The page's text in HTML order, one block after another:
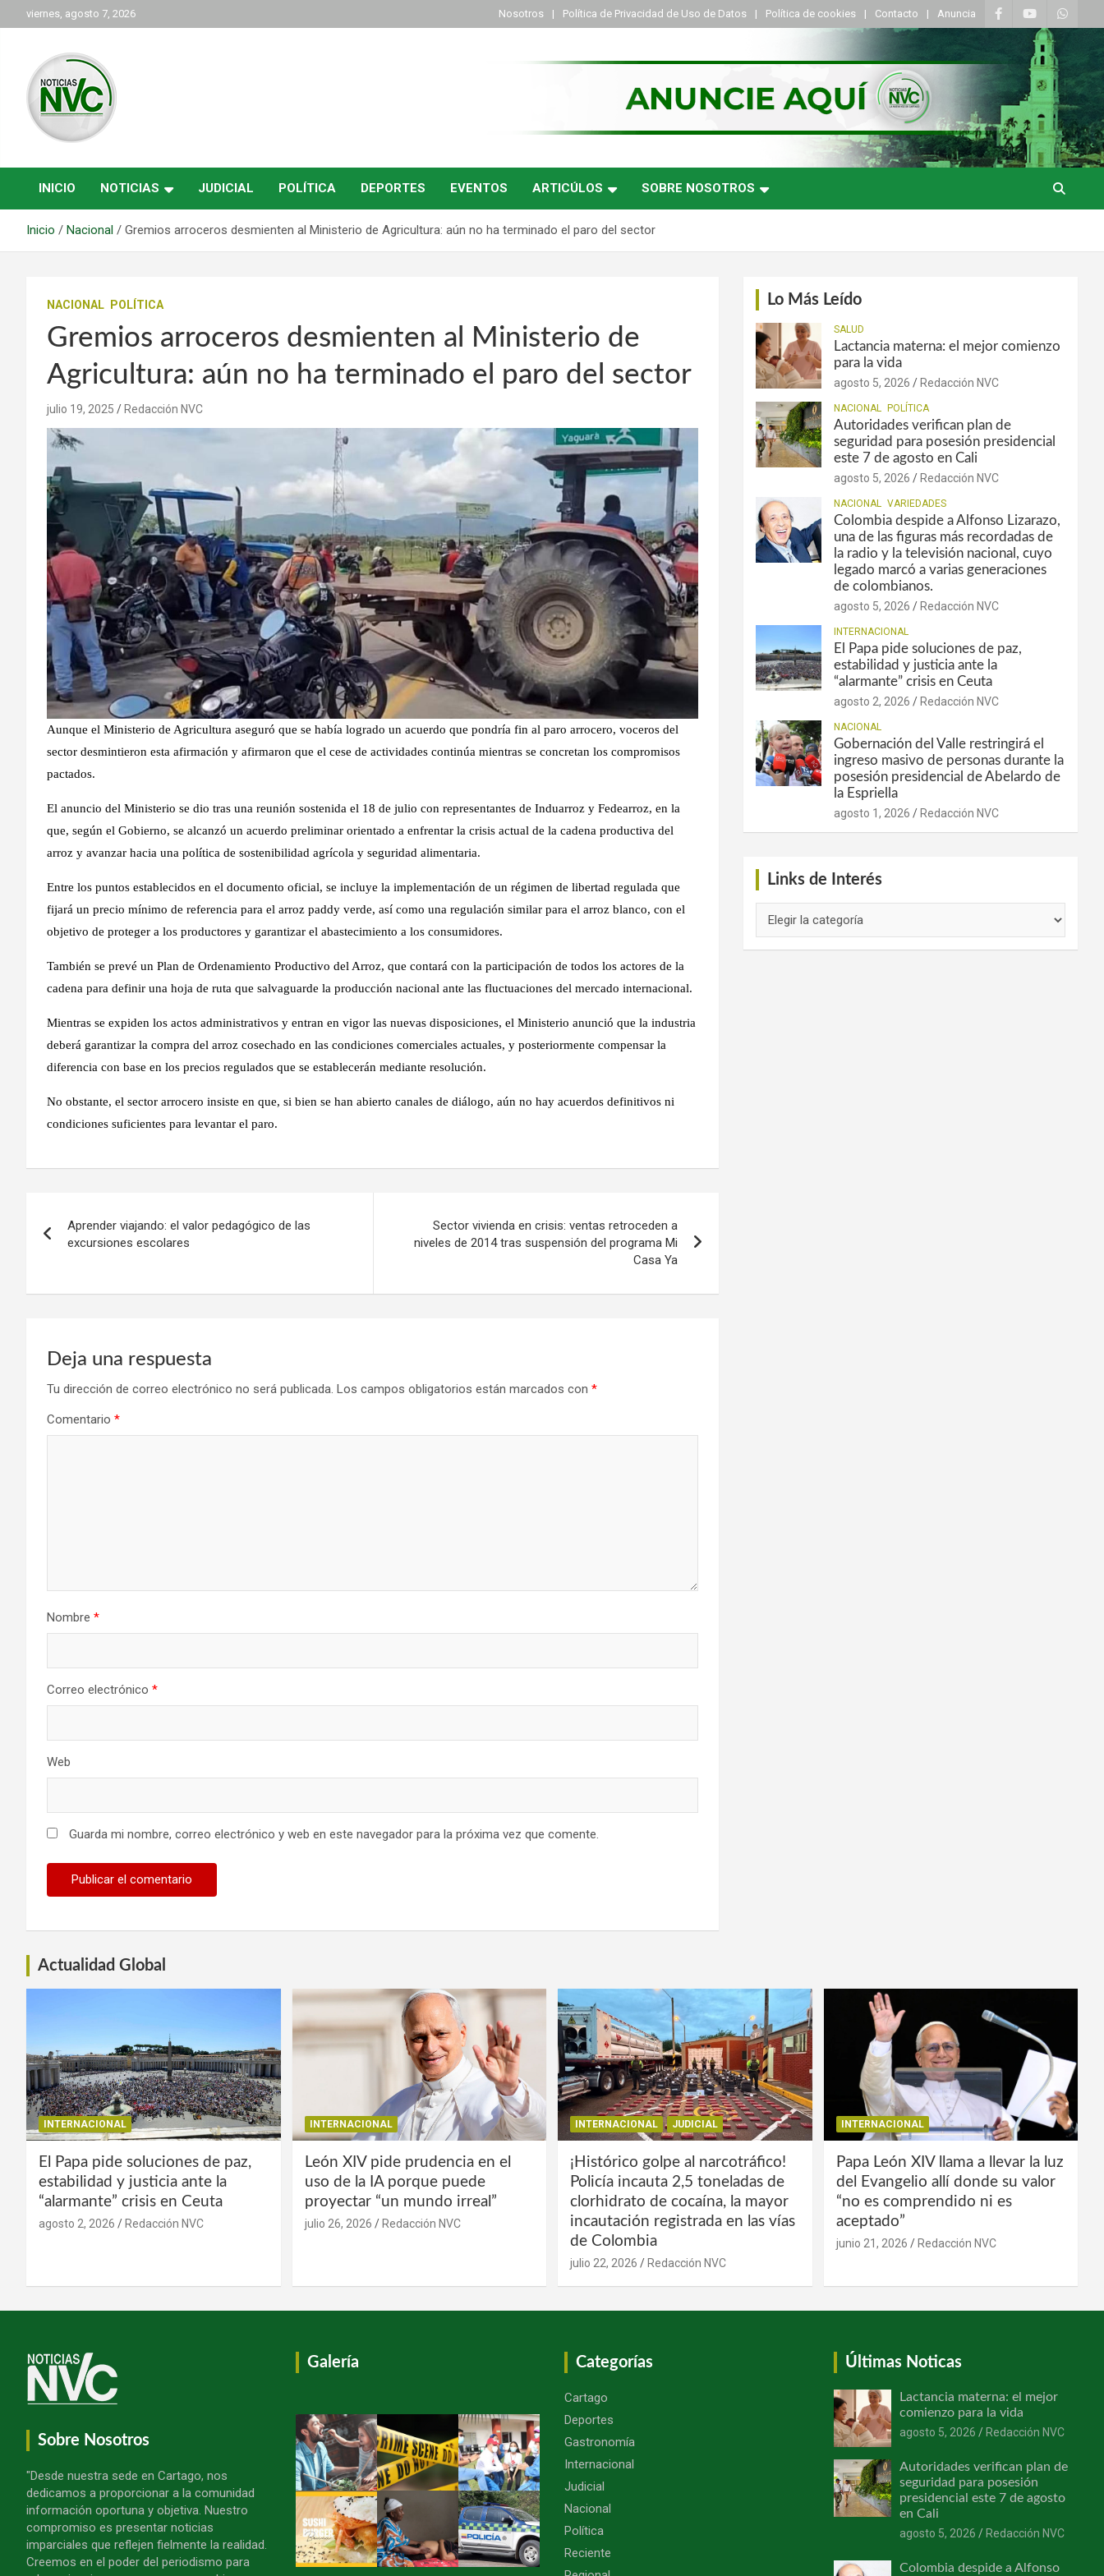
al
viernes, agosto 7, 2026 Nosotros Política de Privacidad de Uso de Datos Política de cookies Contacto Anuncia
NVC Noticias
INICIO NOTICIAS JUDICIAL POLÍTICA DEPORTES EVENTOS ARTICÚLOS SOBRE NOSOTROS
Inicio Nacional Gremios arroceros desmienten al Ministerio de Agricultura: aún no ha terminado el paro del sector
NACIONAL POLÍTICA
Gremios arroceros desmienten al Ministerio de
Agricultura: aún no ha terminado el paro del sector
julio 19, 2025 Redacción NVC
Aunque el Ministerio de Agricultura aseguró que se había logrado un acuerdo que pondría fin al paro arrocero, voceros del
sector desmintieron esta afirmación y afirmaron que el cese de actividades continúa mientras se concretan los compromisos
pactados.
El anuncio del Ministerio se dio tras una reunión sostenida el 18 de julio con representantes de Induarroz y Fedearroz, en la
que, según el Gobierno, se alcanzó un acuerdo preliminar orientado a enfrentar la crisis actual de la cadena productiva del
arroz y avanzar hacia una política de sostenibilidad agrícola y seguridad alimentaria.
Entre los puntos establecidos en el documento oficial, se incluye la implementación de un régimen de libertad regulada que
fijará un precio mínimo de referencia para el arroz paddy verde, así como una regulación similar para el arroz blanco, con el
objetivo de proteger a los productores y garantizar el abastecimiento a los consumidores.
También se prevé un Plan de Ordenamiento Productivo del Arroz, que contará con la participación de todos los actores de la
cadena para definir una hoja de ruta que salvaguarde la producción nacional ante las fluctuaciones del mercado internacional.
Mientras se expiden los actos administrativos y entran en vigor las nuevas disposiciones, el Ministerio anunció que la industria
deberá garantizar la compra del arroz cosechado en las condiciones comerciales actuales, y posteriormente compensar la
diferencia con base en los precios regulados que se establecerán mediante resolución.
No obstante, el sector arrocero insiste en que, si bien se han abierto canales de diálogo, aún no hay acuerdos definitivos ni
condiciones suficientes para levantar el paro.
de
Aprender viajando: el valor pedagógico de las
excursiones escolares
Sector vivienda en crisis: ventas retroceden a
niveles de 2014 tras suspensión del programa Mi
Casa Ya
Deja una respuesta
Tu dirección de correo electrónico no será publicada. Los campos obligatorios están marcados con *
Comentario *
Nombre *
Correo electrónico *
Web
Guarda mi nombre, correo electrónico y web en este navegador para la próxima vez que comente.
Lo Más Leído
SALUD
Lactancia materna: el mejor comienzo
para la vida
agosto 5, 2026 Redacción NVC
NACIONAL POLÍTICA
Autoridades verifican plan de
seguridad para posesión presidencial
este 7 de agosto en Cali
agosto 5, 2026 Redacción NVC
NACIONAL VARIEDADES
Colombia despide a Alfonso Lizarazo,
una de las figuras más recordadas de
la radio y la televisión nacional, cuyo
legado marcó a varias generaciones
de colombianos.
agosto 5, 2026 Redacción NVC
INTERNACIONAL
El Papa pide soluciones de paz,
estabilidad y justicia ante la
“alarmante” crisis en Ceuta
agosto 2, 2026 Redacción NVC
NACIONAL
Gobernación del Valle restringirá el
ingreso masivo de personas durante la
posesión presidencial de Abelardo de
la Espriella
agosto 1, 2026 Redacción NVC
Links de Interés
de
Actualidad Global
INTERNACIONAL
El Papa pide soluciones de paz,
estabilidad y justicia ante la
“alarmante” crisis en Ceuta
agosto 2, 2026 Redacción NVC
INTERNACIONAL
León XIV pide prudencia en el
uso de la IA porque puede
proyectar “un mundo irreal”
julio 26, 2026 Redacción NVC
INTERNACIONAL JUDICIAL
¡Histórico golpe al narcotráfico!
Policía incauta 2,5 toneladas de
clorhidrato de cocaína, la mayor
incautación registrada en las vías
de Colombia
julio 22, 2026 Redacción NVC
INTERNACIONAL
Papa León XIV llama a llevar la luz
del Evangelio allí donde su valor
“no es comprendido ni es
aceptado”
junio 21, 2026 Redacción NVC
Sobre Nosotros
"Desde nuestra sede en Cartago, nos
dedicamos a proporcionar a la comunidad
información oportuna y objetiva. Nuestro
compromiso es presentar noticias
imparciales que reflejen fielmente la realidad.
Creemos en el poder del periodismo para
Galería Categorías
Cartago
Deportes
Gastronomía
Internacional
Judicial
Nacional
Política
Reciente
Últimas Noticas
Lactancia materna: el mejor
comienzo para la vida
agosto 5, 2026
Redacción NVC
Autoridades verifican plan de
seguridad para posesión
presidencial este 7 de agosto
en Cali
agosto 5, 2026
Redacción NVC
Colombia despide a Alfonso